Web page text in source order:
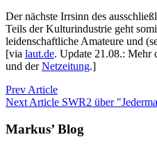
Der nächste Irrsinn des
Teils der Kulturindustrie geht
leidenschaftliche Amateure und
[via laut.de. Update 21.08.: Mehr
und derNetzeitung.]
Prev Article
Next Article SWR2 über
Markus’ Blog